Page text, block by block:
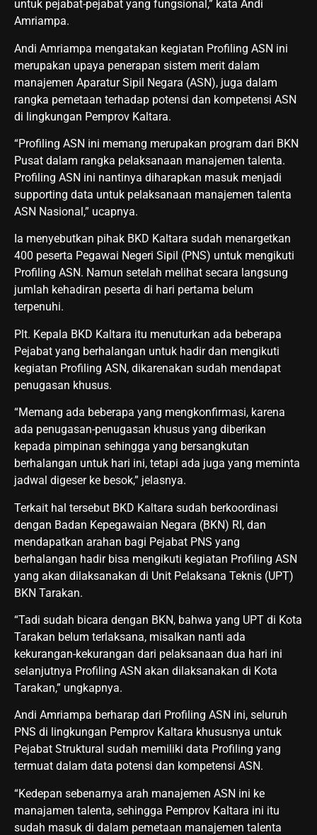
untuk pejabat-pejabat yang fungsional,” kata Andi
Amriampa.
Andi Amriampa mengatakan kegiatan Profiling ASN ini
merupakan upaya penerapan sistem merit dalam
manajemen Aparatur Sipil Negara (ASN), juga dalam
rangka pemetaan terhadap potensi dan kompetensi ASN
di lingkungan Pemprov Kaltara.
“Profiling ASN ini memang merupakan program dari BKN
Pusat dalam rangka pelaksanaan manajemen talenta.
Profiling ASN ini nantinya diharapkan masuk menjadi
supporting data untuk pelaksanaan manajemen talenta
ASN Nasional,” ucapnya.
Ia menyebutkan pihak BKD Kaltara sudah menargetkan
400 peserta Pegawai Negeri Sipil (PNS) untuk mengikuti
Profiling ASN. Namun setelah melihat secara langsung
jumlah kehadiran peserta di hari pertama belum
terpenuhi.
Plt. Kepala BKD Kaltara itu menuturkan ada beberapa
Pejabat yang berhalangan untuk hadir dan mengikuti
kegiatan Profiling ASN, dikarenakan sudah mendapat
penugasan khusus.
“Memang ada beberapa yang mengkonfirmasi, karena
ada penugasan-penugasan khusus yang diberikan
kepada pimpinan sehingga yang bersangkutan
berhalangan untuk hari ini, tetapi ada juga yang meminta
jadwal digeser ke besok,” jelasnya.
Terkait hal tersebut BKD Kaltara sudah berkoordinasi
dengan Badan Kepegawaian Negara (BKN) RI, dan
mendapatkan arahan bagi Pejabat PNS yang
berhalangan hadir bisa mengikuti kegiatan Profiling ASN
yang akan dilaksanakan di Unit Pelaksana Teknis (UPT)
BKN Tarakan.
“Tadi sudah bicara dengan BKN, bahwa yang UPT di Kota
Tarakan belum terlaksana, misalkan nanti ada
kekurangan-kekurangan dari pelaksanaan dua hari ini
selanjutnya Profiling ASN akan dilaksanakan di Kota
Tarakan,” ungkapnya.
Andi Amriampa berharap dari Profiling ASN ini, seluruh
PNS di lingkungan Pemprov Kaltara khususnya untuk
Pejabat Struktural sudah memiliki data Profiling yang
termuat dalam data potensi dan kompetensi ASN.
“Kedepan sebenarnya arah manajemen ASN ini ke
manajamen talenta, sehingga Pemprov Kaltara ini itu
sudah masuk di dalam pemetaan manajemen talenta